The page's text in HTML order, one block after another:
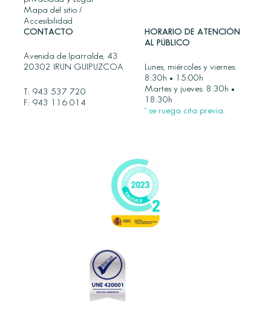
Mapa del sitio /
Accesibilidad
CONTACTO
Avenida de Iparralde, 43
20302 IRUN GUIPUZCOA
T: 943 537 720
F: 943 116 014
HORARIO DE ATENCIÓN
AL PÚBLICO
Lunes, miércoles y viernes:
8:30h • 15:00h
Martes y jueves: 8:30h •
18:30h
* se ruega cita previa.